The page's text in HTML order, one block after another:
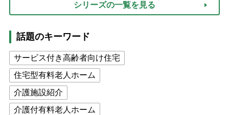
シリーズの一覧を見る
話題のキーワード
サービス付き高齢者向け住宅
住宅型有料老人ホーム
介護施設紹介
介護付有料老人ホーム